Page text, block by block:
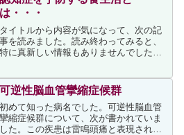
は・・・
タイトルから内容が気になって、次の記
事を読みました。読み終わってみると、
特に真新しい情報もありませんでしたし
思えることが書かれているため、シニア
の方はもちろんですが、ご...
可逆性脳血管攣縮症候群
初めて知った病名でした。可逆性脳血管
攣縮症候群について、次が書かれていま
した。この疾患は雷鳴頭痛と表現され、